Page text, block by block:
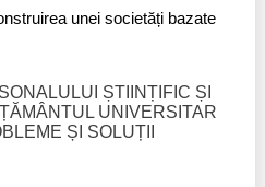
unei societăți bazate
ȘTIINȚIFIC ȘI
UNIVERSITAR
ȘI SOLUȚII